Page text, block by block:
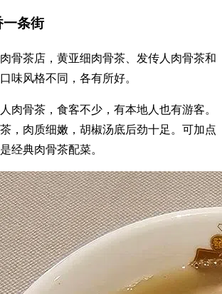
一条街
骨茶店，黄亚细肉骨茶、发传人肉骨茶和
味风格不同，各有所好。
肉骨茶，食客不少，有本地人也有游客。
，肉质细嫩，胡椒汤底后劲十足。可加点
是经典肉骨茶配菜。